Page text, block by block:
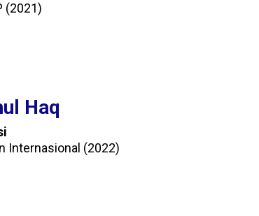
(2021)
Haq
Internasional (2022)